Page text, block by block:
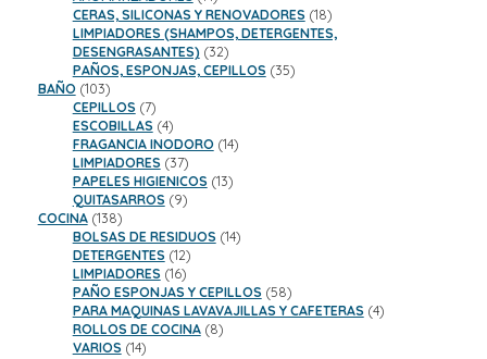
productos
CERAS, SILICONAS Y RENOVADORES 1818
productos
LIMPIADORES (SHAMPOS, DETERGENTES,
DESENGRASANTES) 3232
productos
PAÑOS, ESPONJAS, CEPILLOS 3535
BAÑO 103103
productos
CEPILLOS 77
productos
ESCOBILLAS 44
productos
FRAGANCIA INODORO 1414
LIMPIADORES 3737
productos
PAPELES HIGIENICOS 1313
QUITASARROS 99
COCINA 138138
productos
BOLSAS DE RESIDUOS 1414
DETERGENTES 1212
productos
LIMPIADORES 1616
productos
PAÑO ESPONJAS Y CEPILLOS 5858
productos
PARA MAQUINAS LAVAVAJILLAS Y CAFETERAS 44
ROLLOS DE COCINA 88
VARIOS 1414